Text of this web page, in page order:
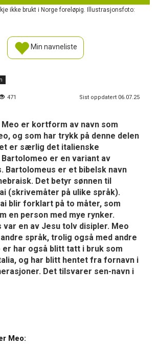
ikke brukt i Norge foreløpig. Illustrasjonsfoto:
Min navneliste
471 Sist oppdatert 06.07.25
er kortform av navn som
og som har trykk på denne delen
er særlig det italienske
er en variant av
Bartolomeus er et bibelsk navn
Det betyr sønnen til
(skrivemåter på ulike språk).
blir forklart på to måter, som
en person med mye rynker.
var en av Jesu tolv disipler. Meo
språk, trolig også med andre
er har også blitt tatt i bruk som
og har blitt hentet fra fornavn i
Det tilsvarer sen-navn i
Meo: